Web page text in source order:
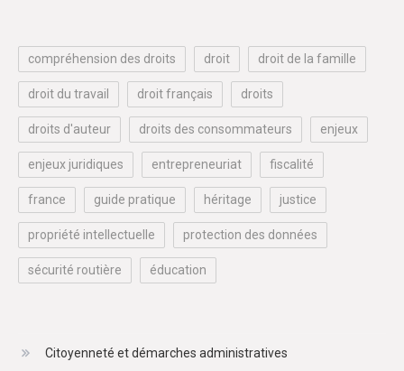
compréhension des droits droit droit de la famille
droit du travail droit français droits
droits d'auteur droits des consommateurs enjeux
enjeux juridiques entrepreneuriat fiscalité
france guide pratique héritage justice
propriété intellectuelle protection des données
sécurité routière éducation
Citoyenneté et démarches administratives